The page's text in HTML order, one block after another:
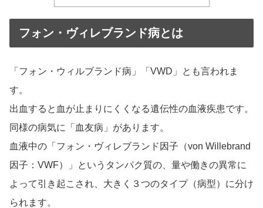
フォン・ヴィレブランド病とは
「フォン・ウィルブランド病」「VWD」とも言われま
す。
出血すると血が止まりにくくなる遺伝性の血液疾患です。
同様の病気に「血友病」があります。
血液中の「フォン・ヴィレブランド因子（von Willebrand
因子：VWF）」というタンパク質の、量や働きの異常に
よって引き起こされ、大きく３つのタイプ（病型）に分け
られます。